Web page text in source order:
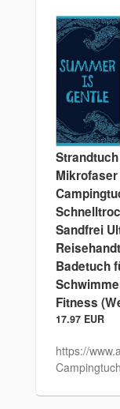
Sandfrei
Badetuch
Fitness
17.97 EUR
https://